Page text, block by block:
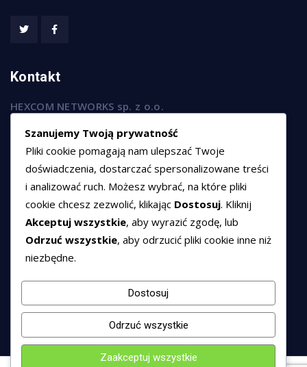
Kontakt
HEXCOM NETWORKS sp. z o.o.
ul. Marsz. Józefa Piłsudskiego 74/320,
50-020 Wrocław
+48 789 594 102
sprzedaz@hexssl.pl
Dokumenty
Regulamin świadczenia usług
Polityka prywatności
Polityka cookies
Szanujemy Twoją prywatność
Pliki cookie pomagają nam ulepszać Twoje
doświadczenia, dostarczać spersonalizowane treści
i analizować ruch. Możesz wybrać, na które pliki
cookie chcesz zezwolić, klikając Dostosuj. Kliknij
Akceptuj wszystkie, aby wyrazić zgodę, lub
Odrzuć wszystkie, aby odrzucić pliki cookie inne niż
niezbędne.
Dostosuj
Odrzuć wszystkie
Zaakceptuj wszystkie